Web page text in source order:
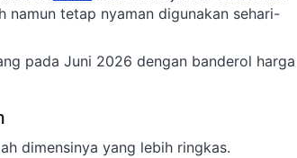
namun tetap nyaman digunakan sehari-
pada Juni 2026 dengan banderol harga
dimensinya yang lebih ringkas.